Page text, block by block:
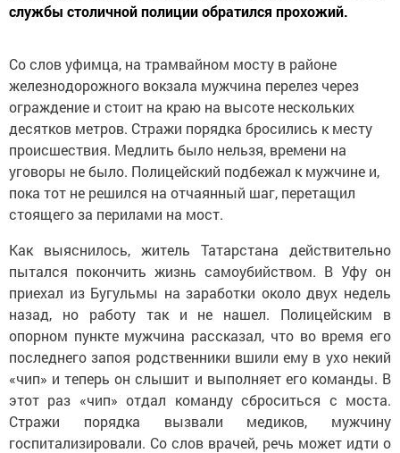
службы столичной полиции обратился прохожий.
Со слов уфимца, на трамвайном мосту в районе
железнодорожного вокзала мужчина перелез через
ограждение и стоит на краю на высоте нескольких
десятков метров. Стражи порядка бросились к месту
происшествия. Медлить было нельзя, времени на
уговоры не было. Полицейский подбежал к мужчине и,
пока тот не решился на отчаянный шаг, перетащил
стоящего за перилами на мост.
Как выяснилось, житель Татарстана действительно
пытался покончить жизнь самоубийством. В Уфу он
приехал из Бугульмы на заработки около двух недель
назад, но работу так и не нашел. Полицейским в
опорном пункте мужчина рассказал, что во время его
последнего запоя родственники вшили ему в ухо некий
«чип» и теперь он слышит и выполняет его команды. В
этот раз «чип» отдал команду сброситься с моста.
Стражи порядка вызвали медиков, мужчину
госпитализировали. Со слов врачей, речь может идти о